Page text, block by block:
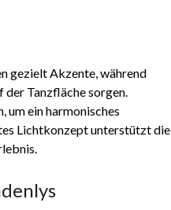
gezielt Akzente, während
Tanzfläche sorgen.
um ein harmonisches
Lichtkonzept unterstützt die